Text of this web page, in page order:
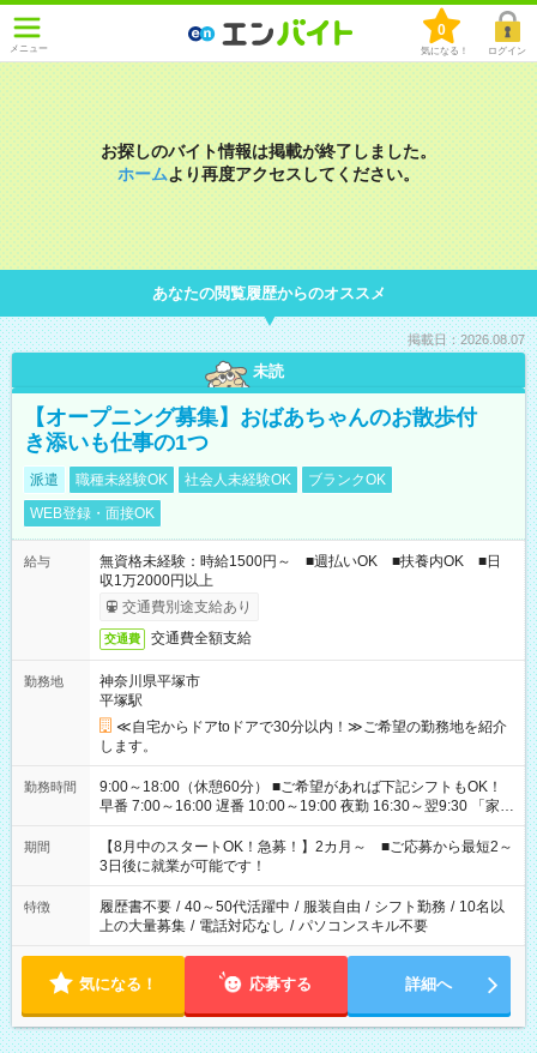
メニュー
0
気になる！ ログイン
お探しのバイト情報は掲載が終了しました。
ホームより再度アクセスしてください。
あなたの閲覧履歴からのオススメ
掲載日：2026.08.07
未読
【オープニング募集】おばあちゃんのお散歩付
き添いも仕事の1つ
派遣 職種未経験OK 社会人未経験OK
ブランクOK
WEB登録・面接OK
給与
無資格未経験：時給1500円～ ■週払いOK ■扶養内OK ■日
収1万2000円以上
交通費別途支給あり
交通費 交通費全額支給
勤務地
神奈川県平塚市
平塚駅
≪自宅からドアtoドアで30分以内！≫ご希望の勤務地を紹介
します。
勤務時間
9:00～18:00（休憩60分） ■ご希望があれば下記シフトもOK！
早番 7:00～16:00 遅番 10:00～19:00 夜勤 16:30～翌9:30 「家族
と休みを合わせたい」 「余裕を持って夕飯の準備がしたい」
「できれば残業はしたくない」 など、ご希望を教えてください
ね。 ※Wワーク希望の方へ 今ご覧のお仕事で希望する勤務時間
と、もう1つのお仕事の勤務時間。 合計で週40時間を超える場
合は応募できません。
期間
【8月中のスタートOK！急募！】2カ月～ ■ご応募から最短2～
3日後に就業が可能です！
特徴 履歴書不要 / 40～50代活躍中 / 服装自由 / シフト勤務 / 10名以
上の大量募集 / 電話対応なし / パソコンスキル不要
気になる！ 応募する 詳細へ